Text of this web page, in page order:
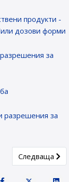
продукти -
дозови форми
за
разрешения за
Next article:
Следваща